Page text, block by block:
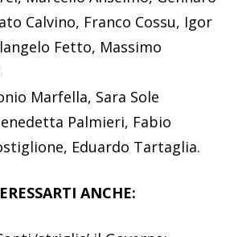
Calvino, Franco Cossu, Igor
Fetto, Massimo
Marfella, Sara Sole
Palmieri, Fabio
Eduardo Tartaglia.
ANCHE: